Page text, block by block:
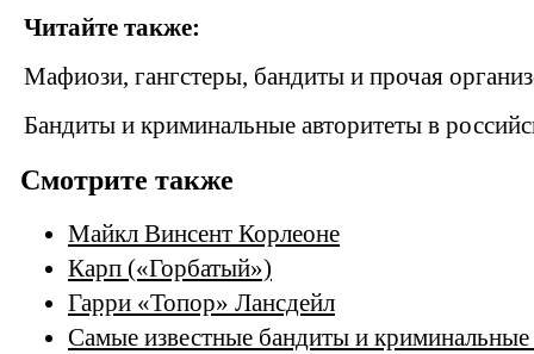
Читайте также:
Мафиози, гангстеры, бандиты и прочая
Бандиты и криминальные авторитеты в
Смотрите также
Майкл Винсент Корлеоне
Карп («Горбатый»)
Гарри «Топор» Лансдейл
Самые известные бандиты и криминальные